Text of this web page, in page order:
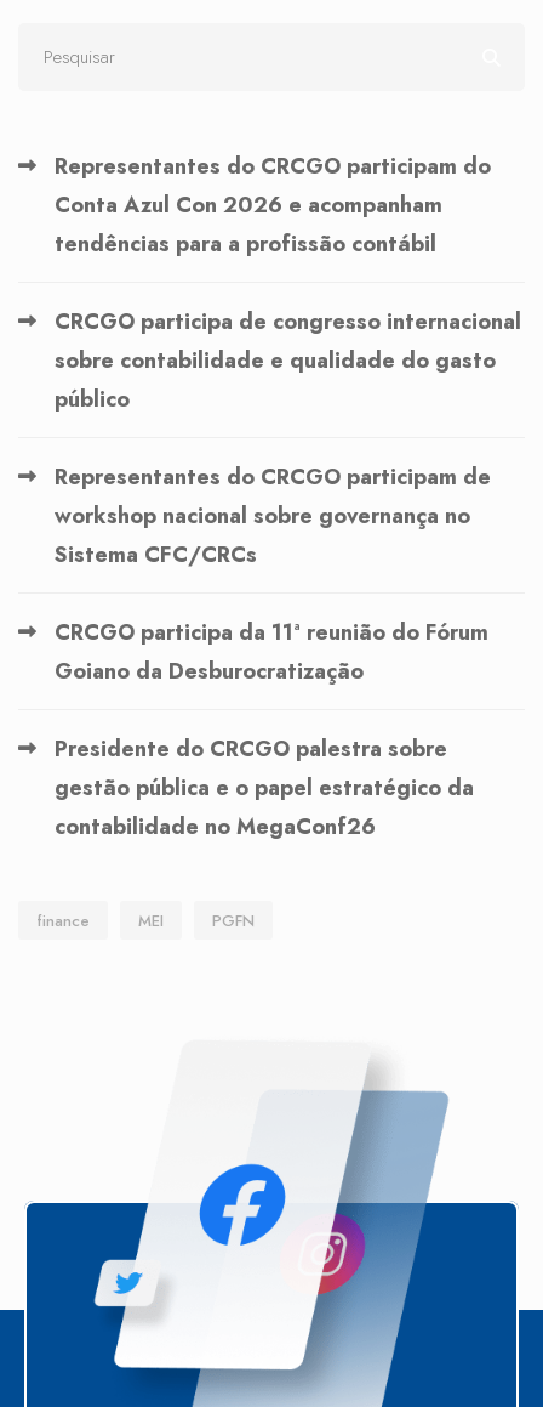
Representantes do CRCGO participam do
Conta Azul Con 2026 e acompanham
tendências para a profissão contábil
CRCGO participa de congresso internacional
sobre contabilidade e qualidade do gasto
público
Representantes do CRCGO participam de
workshop nacional sobre governança no
Sistema CFC/CRCs
CRCGO participa da 11ª reunião do Fórum
Goiano da Desburocratização
Presidente do CRCGO palestra sobre
gestão pública e o papel estratégico da
contabilidade no MegaConf26
finance MEI PGFN